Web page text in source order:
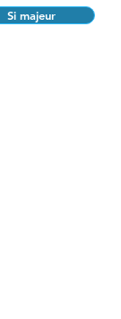
Si majeur